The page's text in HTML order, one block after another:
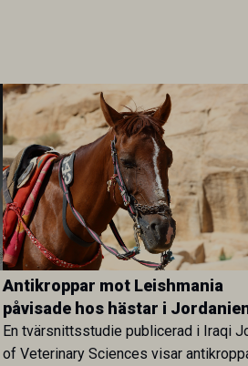
Antikroppar mot Leishmania
påvisade hos hästar i
En tvärsnittsstudie publicerad i Iraqi
of Veterinary Sciences visar